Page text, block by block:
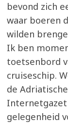
bevond zich
waar boeren
wilden
Ik ben
toetsenbord
cruiseschip.
de
Internetgazet
gelegenheid